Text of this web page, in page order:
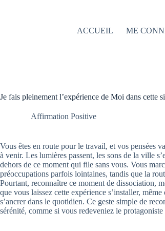
ACCUEIL
ME
Je fais pleinement l’expérience de Moi dans cette
Affirmation Positive
Vous êtes en route pour le travail, et vos pensées
à venir. Les lumières passent, les sons de la ville
dehors de ce moment qui file sans vous. Vous
préoccupations parfois lointaines, tandis que la
Pourtant, reconnaître ce moment de dissociation,
que vous laissez cette expérience s’installer,
s’ancrer dans le quotidien. Ce geste simple de
sérénité, comme si vous redeveniez le